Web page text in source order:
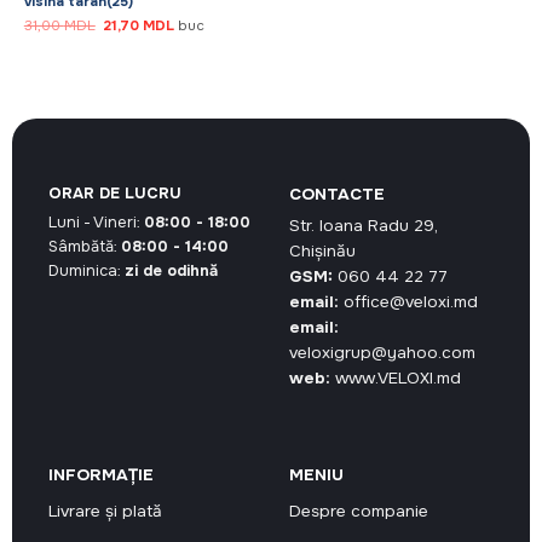
31,00MDL Prețul
inițial
21,70 MDLPrețul
buc
CONTACTE
Str. Ioana Radu 29,
Chișinău
GSM: 060 44 22 77
email: office@veloxi.md
email:
veloxigrup@yahoo.com
web: www.VELOXI.md
INFORMAȚIE
Livrare și plată
MENIU
Despre companie
ORAR DE LUCRU
Luni - Vineri: 08:00 - 18:00
Sâmbătă: 08:00 - 14:00
Duminica: zi de odihnă